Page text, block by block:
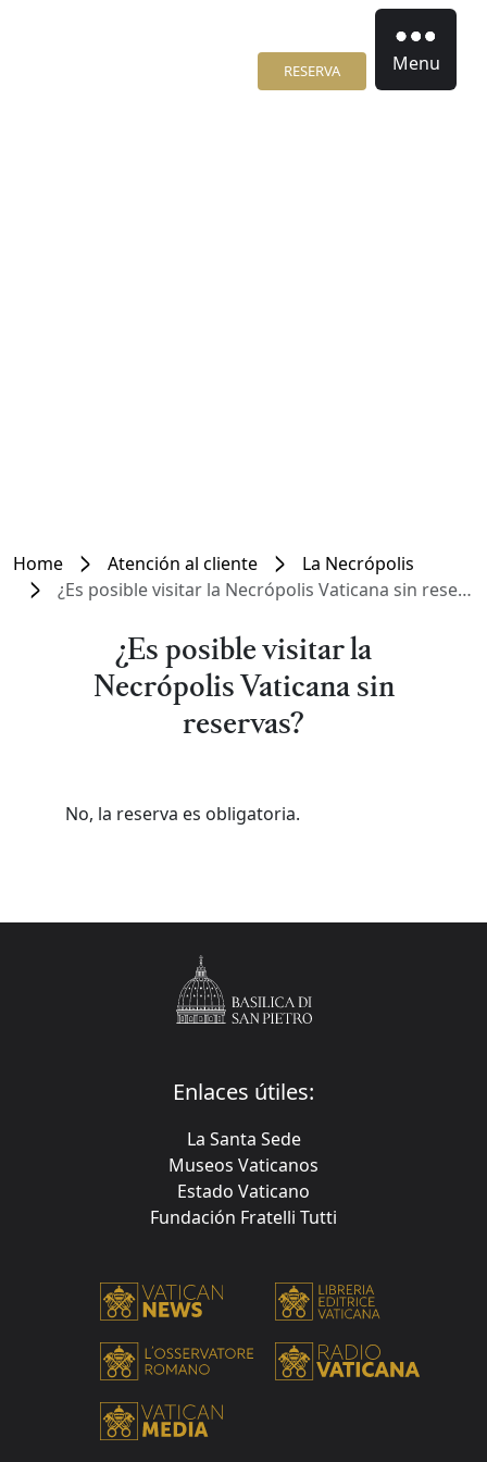
RESERVA Menu
Home Atención al cliente
La Necrópolis
¿Es posible visitar la Necrópolis Vaticana sin reservas?
¿Es posible visitar la
Necrópolis Vaticana sin
reservas?
No, la reserva es obligatoria.
Enlaces útiles:
La Santa Sede
Museos Vaticanos
Estado Vaticano
Fundación Fratelli Tutti